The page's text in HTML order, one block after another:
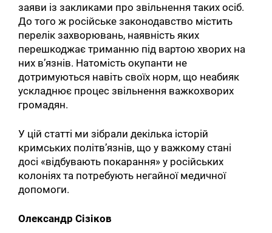
заяви із закликами про звільнення таких осіб.
До того ж російське законодавство містить
перелік захворювань, наявність яких
перешкоджає триманню під вартою хворих на
них в’язнів. Натомість окупанти не
дотримуються навіть своїх норм, що неабияк
ускладнює процес звільнення важкохворих
громадян.
У цій статті ми зібрали декілька історій
кримських політв’язнів, що у важкому стані
досі «відбувають покарання» у російських
колоніях та потребують негайної медичної
допомоги.
Олександр Сізіков